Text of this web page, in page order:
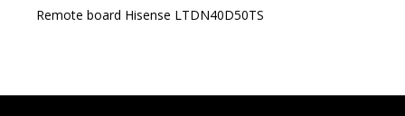
Remote board Hisense LTDN40D50TS